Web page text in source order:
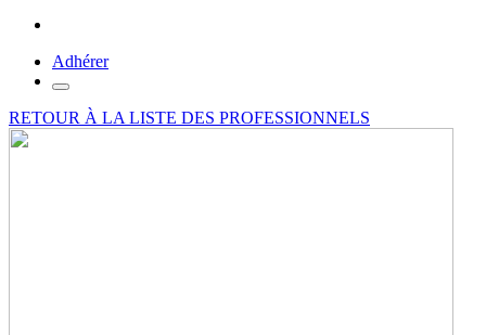
Adhérer
RETOUR À LA LISTE DES PROFESSIONNELS